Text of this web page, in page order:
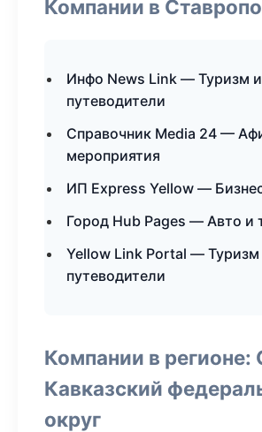
Компании в
Инфо News Link — Туризм и
путеводители
Справочник Media 24 —
мероприятия
ИП Express Yellow —
Город Hub Pages — Авто и
Yellow Link Portal — Туризм
путеводители
Компании в регионе:
Кавказский
округ